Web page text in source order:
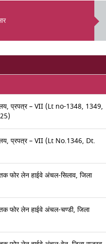
प्रपत्र – VII (Lt no-1348, 1349,
प्रपत्र – VII (Lt No.1346, Dt.
फोर लेन हाईवे अंचल-सिलाव, जिला
फोर लेन हाईवे अंचल-चण्डी, जिला